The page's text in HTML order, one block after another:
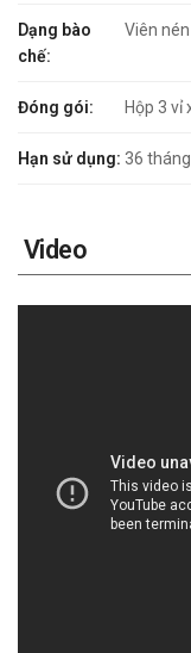
Dạng bào
chế:
Viên nén
Đóng gói: Hộp 3 vỉ
Hạn sử dụng: 36 tháng
Video